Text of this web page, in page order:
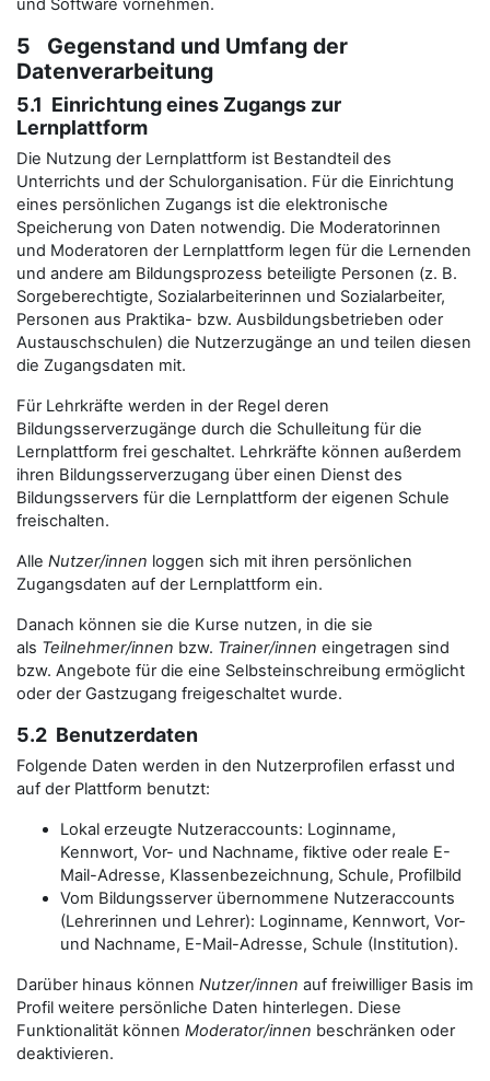
und Software vornehmen.
5 Gegenstand und Umfang der
Datenverarbeitung
5.1 Einrichtung eines Zugangs zur
Lernplattform
Die Nutzung der Lernplattform ist Bestandteil des
Unterrichts und der Schulorganisation. Für die Einrichtung
eines persönlichen Zugangs ist die elektronische
Speicherung von Daten notwendig. Die Moderatorinnen
und Moderatoren der Lernplattform legen für die Lernenden
und andere am Bildungsprozess beteiligte Personen (z. B.
Sorgeberechtigte, Sozialarbeiterinnen und Sozialarbeiter,
Personen aus Praktika- bzw. Ausbildungsbetrieben oder
Austauschschulen) die Nutzerzugänge an und teilen diesen
die Zugangsdaten mit.
Für Lehrkräfte werden in der Regel deren
Bildungsserverzugänge durch die Schulleitung für die
Lernplattform frei geschaltet. Lehrkräfte können außerdem
ihren Bildungsserverzugang über einen Dienst des
Bildungsservers für die Lernplattform der eigenen Schule
freischalten.
Alle Nutzer/innen loggen sich mit ihren persönlichen
Zugangsdaten auf der Lernplattform ein.
Danach können sie die Kurse nutzen, in die sie
als Teilnehmer/innen bzw. Trainer/innen eingetragen sind
bzw. Angebote für die eine Selbsteinschreibung ermöglicht
oder der Gastzugang freigeschaltet wurde.
5.2 Benutzerdaten
Folgende Daten werden in den Nutzerprofilen erfasst und
auf der Plattform benutzt:
Lokal erzeugte Nutzeraccounts: Loginname,
Kennwort, Vor- und Nachname, fiktive oder reale E-
Mail-Adresse, Klassenbezeichnung, Schule, Profilbild
Vom Bildungsserver übernommene Nutzeraccounts
(Lehrerinnen und Lehrer): Loginname, Kennwort, Vor-
und Nachname, E-Mail-Adresse, Schule (Institution).
Darüber hinaus können Nutzer/innen auf freiwilliger Basis im
Profil weitere persönliche Daten hinterlegen. Diese
Funktionalität können Moderator/innen beschränken oder
deaktivieren.